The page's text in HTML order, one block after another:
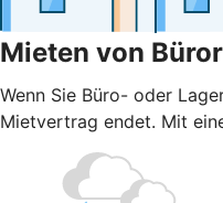
Mieten von
Wenn Sie Büro- oder
Mietvertrag endet. Mit